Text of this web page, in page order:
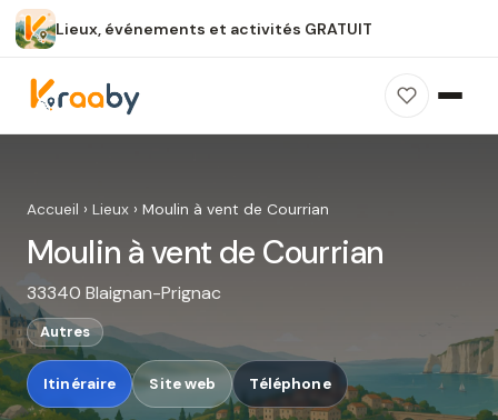
Lieux, événements et activités GRATUIT
spot dans Kraaby.
Accueil › Lieux › Moulin à vent de Courrian
Moulin à vent de Courrian
33340 Blaignan-Prignac
Autres
Itinéraire Site web Téléphone